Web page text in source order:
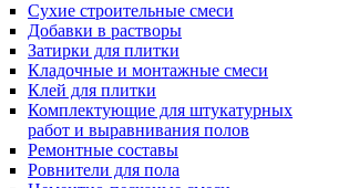
Сухие строительные смеси
Добавки в растворы
Затирки для плитки
Кладочные и монтажные смеси
Клей для плитки
Комплектующие для штукатурных
работ и выравнивания полов
Ремонтные составы
Ровнители для пола